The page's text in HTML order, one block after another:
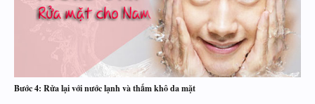
Bước 4: Rửa lại với nước lạnh và thấm khô da mặt